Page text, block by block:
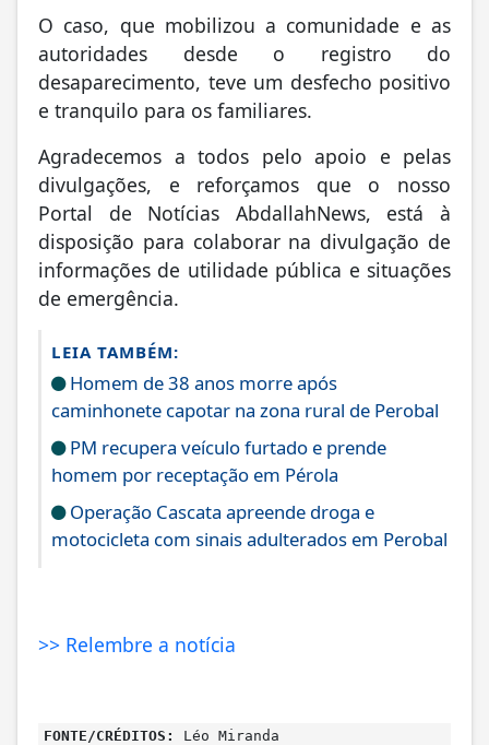
O caso, que mobilizou a comunidade e as
autoridades desde o registro do
desaparecimento, teve um desfecho positivo
e tranquilo para os familiares.
Agradecemos a todos pelo apoio e pelas
divulgações, e reforçamos que o nosso
Portal de Notícias AbdallahNews, está à
disposição para colaborar na divulgação de
informações de utilidade pública e situações
de emergência.
LEIA TAMBÉM:
Homem de 38 anos morre após
caminhonete capotar na zona rural de Perobal
PM recupera veículo furtado e prende
homem por receptação em Pérola
Operação Cascata apreende droga e
motocicleta com sinais adulterados em Perobal
>> Relembre a notícia
FONTE/CRÉDITOS: Léo Miranda